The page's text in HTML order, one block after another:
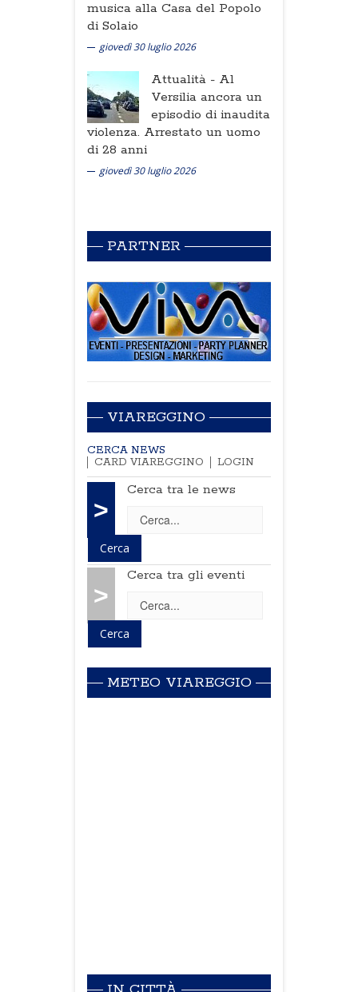
musica alla Casa del Popolo
di Solaio
giovedì 30 luglio 2026
Attualità - Al
Versilia ancora un
episodio di inaudita
violenza. Arrestato un uomo
di 28 anni
giovedì 30 luglio 2026
PARTNER
VIAREGGINO
CERCA NEWS
CARD VIAREGGINO
LOGIN
>
Cerca tra le news
>
Cerca tra gli eventi
METEO VIAREGGIO